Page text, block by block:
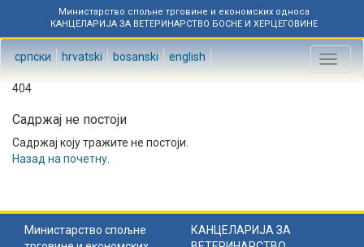
Министарство спољне трговине и економских односа
КАНЦЕЛАРИЈА ЗА ВЕТЕРИНАРСТВО БОСНЕ И ХЕРЦЕГОВИНЕ
српски hrvatski bosanski english
Toggle
404
Садржај не постоји
Садржај коју тражите не постоји.
Назад на почетну
Министарство спољне
КАНЦЕЛАРИЈА ЗА